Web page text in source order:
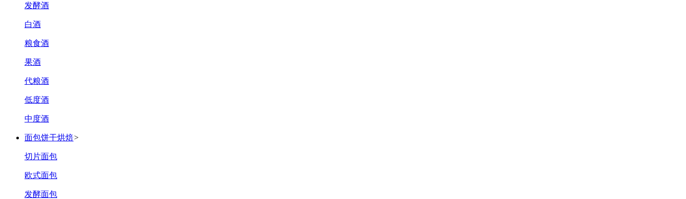
发酵酒
白酒
粮食酒
果酒
代粮酒
低度酒
中度酒
面包饼干烘焙>
切片面包
欧式面包
发酵面包